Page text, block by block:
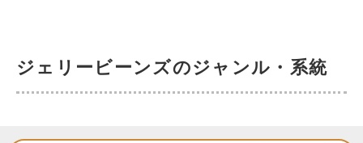
ジェリービーンズのジャンル・系統